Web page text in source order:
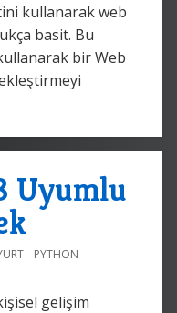
kullanarak web
basit. Bu
bir Web
Uyumlu
PYTHON
gelişim